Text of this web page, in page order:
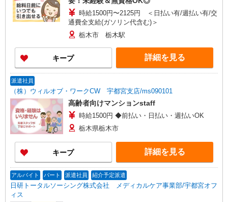
時給1500円〜2125円 ＜日払い有/週払い有/交
通費全支給(ガソリン代含む)＞
栃木市 栃木駅
キープ 詳細を見る
派遣社員
（株）ウィルオブ・ワークCW 宇都宮支店/ms090101
高齢者向けマンションstaff
時給1500円 ◆前払い・日払い・週払いOK
栃木県栃木市
キープ 詳細を見る
アルバイト パート 派遣社員 紹介予定派遣
日研トータルソーシング株式会社 メディカルケア事業部/宇都宮オフ
ィス